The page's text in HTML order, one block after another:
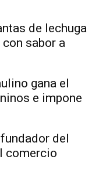
de lechuga
sabor a
gana el
e impone
del
comercio